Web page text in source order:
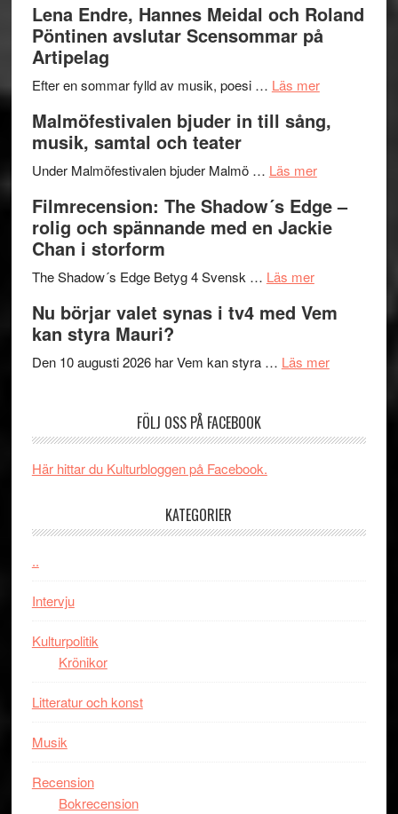
I
Delvis
genrens
terräng
på
Lena Endre, Hannes Meidal och Roland
Pöntinen avslutar Scensommar på
Artipelag
Efter en sommar fylld av musik, poesi … Läs merom
Endre,
Roland
Pöntinen
Artipelag
Malmöfestivalen bjuder in till sång,
musik, samtal och teater
Under Malmöfestivalen bjuder Malmö … Läs merom
bjuder
in
samtal
teater
Filmrecension: The Shadow´s Edge –
rolig och spännande med en Jackie
Chan i storform
The Shadow´s Edge Betyg 4 Svensk … Läs merom
The
´s
och
Jackie
Nu börjar valet synas i tv4 med Vem
kan styra Mauri?
Den 10 augusti 2026 har Vem kan styra … Läs merom
synas
Vem
FÖLJ OSS PÅ FACEBOOK
Här hittar du Kulturbloggen på Facebook.
KATEGORIER
..
Intervju
Kulturpolitik
Krönikor
Litteratur och konst
Musik
Recension
Bokrecension